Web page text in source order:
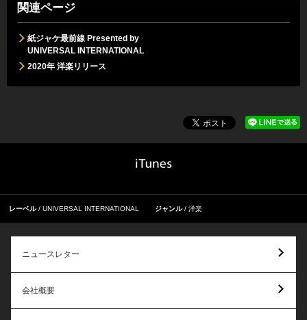
関連ページ
紙ジャケ最前線 Presented by
UNIVERSAL INTERNATIONAL
2020年 洋楽リリース
レーベル UNIVERSAL INTERNATIONAL ジャンル 洋楽
ニュースレター
会社概要